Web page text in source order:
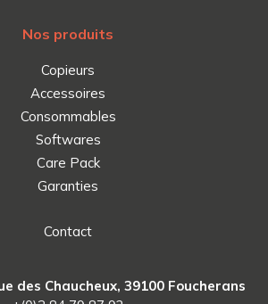
Nos produits
Copieurs
Accessoires
Consommables
Softwares
Care Pack
Garanties
Contact
des Chaucheux, 39100 Foucherans